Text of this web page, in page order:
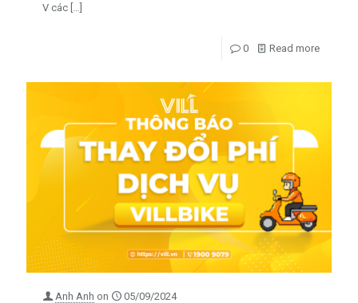
V các […]
0 Read more
Anh Anh on 05/09/2024